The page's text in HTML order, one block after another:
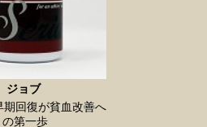
ジョブ
期回復が貧血改善へ
の第一歩